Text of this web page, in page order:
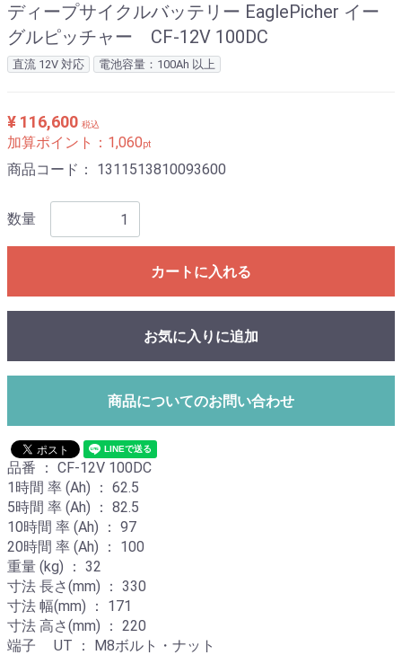
ディープサイクルバッテリー EaglePicher イー
グルピッチャー CF-12V 100DC
直流 12V 対応 電池容量：100Ah 以上
¥ 116,600 税込
加算ポイント： 1,060pt
商品コード： 1311513810093600
数量
カートに入れる
お気に入りに追加
商品についてのお問い合わせ
品番 ： CF-12V 100DC
1時間 率 (Ah) ： 62.5
5時間 率 (Ah) ： 82.5
10時間 率 (Ah) ： 97
20時間 率 (Ah) ： 100
重量 (kg) ： 32
寸法 長さ(mm) ： 330
寸法 幅(mm) ： 171
寸法 高さ(mm) ： 220
端子 UT ： M8ボルト・ナット